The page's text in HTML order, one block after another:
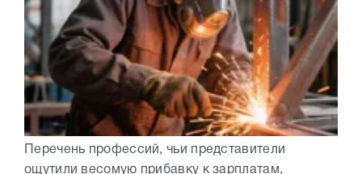
Перечень профессий, чьи представители
ощутили весомую прибавку к зарплатам,